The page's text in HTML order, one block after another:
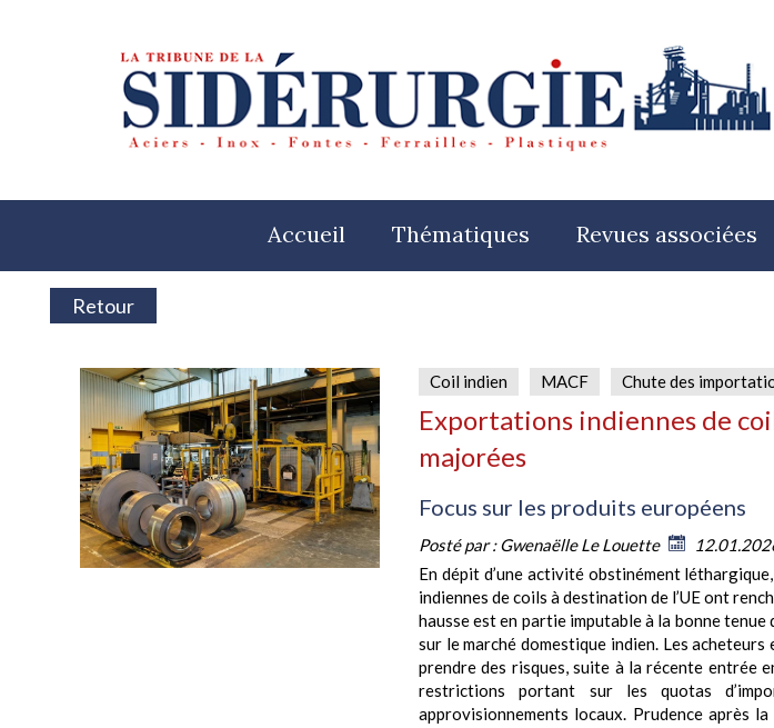
Accueil Thématiques Revues associées
Retour
Coil indien MACF Chute des
Exportations indiennes de
majorées
Focus sur les produits européens
Posté par :Gwenaëlle Le Louette
En dépit d’une activité obstinément
indiennes de coils à destination de l’UE ont
hausse est en partie imputable à la bonne
sur le marché domestique indien. Les acheteurs
prendre des risques, suite à la récente entrée
restrictions portant sur les quotas
approvisionnements locaux. Prudence après